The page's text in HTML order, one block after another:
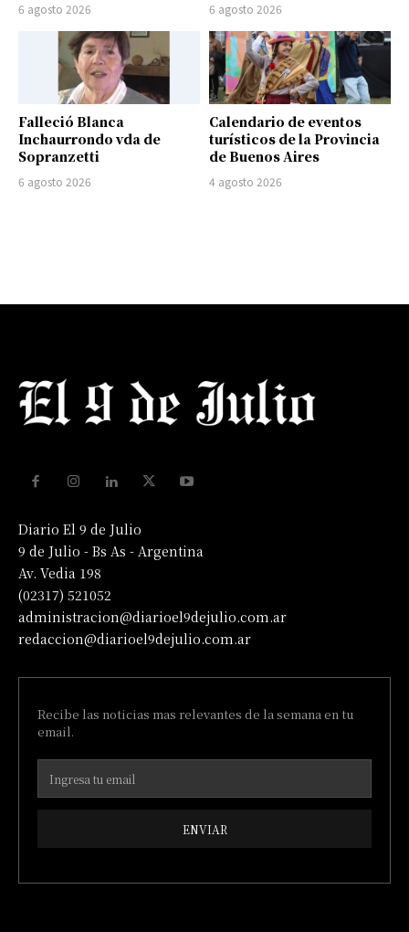
6 agosto 2026 6 agosto 2026
Falleció Blanca
Inchaurrondo vda de
Sopranzetti
6 agosto 2026
Calendario de eventos
turísticos de la Provincia
de Buenos Aires
4 agosto 2026
Diario El 9 de Julio
9 de Julio - Bs As - Argentina
Av. Vedia 198
(02317) 521052
administracion@diarioel9dejulio.com.ar
redaccion@diarioel9dejulio.com.ar
Recibe las noticias mas relevantes de la semana en tu
email.
ENVIAR